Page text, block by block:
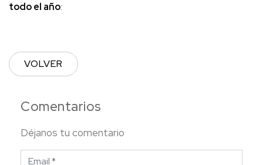
Comentarios
Déjanos tu comentario
todo el año:
VOLVER